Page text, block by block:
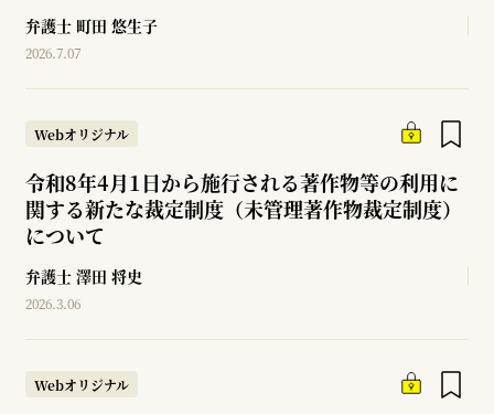
弁護士 町田 悠生子
2026.7.07
Webオリジナル
令和8年4月1日から施行される著作物等の利用に
関する新たな裁定制度（未管理著作物裁定制度）
について
弁護士 澤田 将史
2026.3.06
Webオリジナル